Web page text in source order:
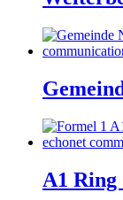
A1 Ring